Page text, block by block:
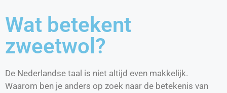
Wat betekent
zweetwol?
De Nederlandse taal is niet altijd even makkelijk.
Waarom ben je anders op zoek naar de betekenis van